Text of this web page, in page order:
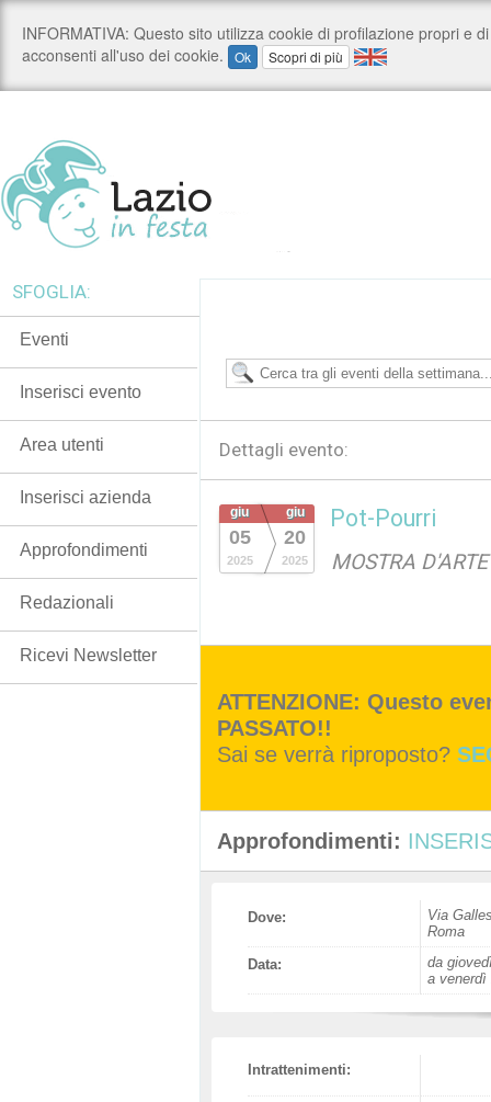
Dettagli evento:
giu
05
2025
giu
20
2025
Pot-Pourri
MOSTRA
ATTENZIONE: Questo
PASSATO!!
Sai se verrà riproposto?
Approfondimenti:
Dove:
Via
Roma
Data:
da
a venerdì
Intrattenimenti:
SFOGLIA:
Eventi
Inserisci evento
Area utenti
Inserisci azienda
Approfondimenti
Redazionali
Ricevi Newsletter